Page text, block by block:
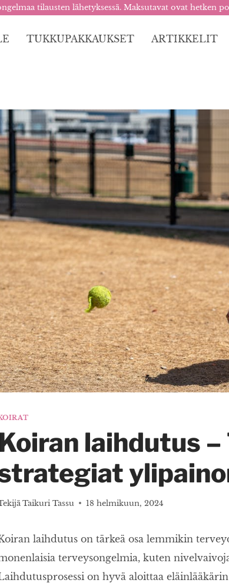
tilausten lähetyksessä. Maksutavat ovat hetken
TUKKUPAKKAUKSET ARTIKKELIT
laihdutus
Taikuri Tassu 18 helmikuun, 2024
laihdutus on tärkeä osa lemmikin
terveysongelmia, kuten
on hyvä aloittaa